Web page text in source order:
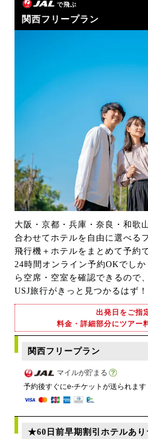
で飛ぶ
関西フリープラン
大阪・京都・兵庫・奈良・和歌
合わせてホテルを自由に選べる
飛行機＋ホテルをまとめて予約
24時間オンライン予約OKでし
ら空席・空室を確認できるので
USJ旅行がきっと見つかるはず！
出発日をご指
料金・詳細部分にツアー
関西フリープラン
マイルが貯まる
予約後すぐにe-チケットが送られます
★60日前早期割引ホテルあ